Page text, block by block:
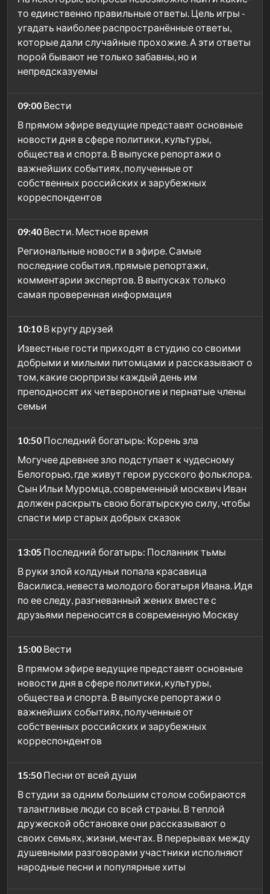
то единственно правильные ответы. Цель игры -
угадать наиболее распространённые ответы,
которые дали случайные прохожие. А эти ответы
порой бывают не только забавны, но и
непредсказуемы
09:00 Вести
В прямом эфире ведущие представят основные
новости дня в сфере политики, культуры,
общества и спорта. В выпуске репортажи о
важнейших событиях, полученные от
собственных российских и зарубежных
корреспондентов
09:40 Вести. Местное время
Региональные новости в эфире. Самые
последние события, прямые репортажи,
комментарии экспертов. В выпусках только
самая проверенная информация
10:10 В кругу друзей
Известные гости приходят в студию со своими
добрыми и милыми питомцами и рассказывают о
том, какие сюрпризы каждый день им
преподносят их четвероногие и пернатые члены
семьи
10:50 Последний богатырь: Корень зла
Могучее древнее зло подступает к чудесному
Белогорью, где живут герои русского фольклора.
Сын Ильи Муромца, современный москвич Иван
должен раскрыть свою богатырскую силу, чтобы
спасти мир старых добрых сказок
13:05 Последний богатырь: Посланник тьмы
В руки злой колдуньи попала красавица
Василиса, невеста молодого богатыря Ивана. Идя
по ее следу, разгневанный жених вместе с
друзьями переносится в современную Москву
15:00 Вести
В прямом эфире ведущие представят основные
новости дня в сфере политики, культуры,
общества и спорта. В выпуске репортажи о
важнейших событиях, полученные от
собственных российских и зарубежных
корреспондентов
15:50 Песни от всей души
В студии за одним большим столом собираются
талантливые люди со всей страны. В теплой
дружеской обстановке они рассказывают о
своих семьях, жизни, мечтах. В перерывах между
душевными разговорами участники исполняют
народные песни и популярные хиты